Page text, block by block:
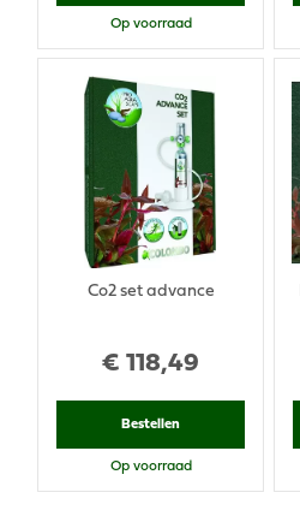
Op voorraad
€ 118,49
Co2 set advance
Bestellen
Op voorraad